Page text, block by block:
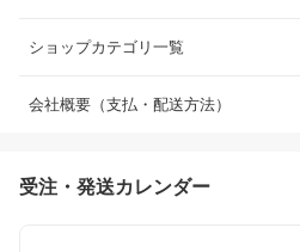
ショップカテゴリ一覧
会社概要（支払・配送方法）
受注・発送カレンダー